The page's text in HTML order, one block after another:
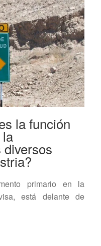
la función
primario en la
está delante de